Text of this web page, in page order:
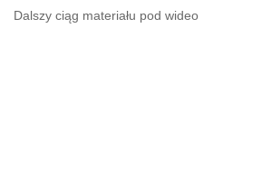
Dalszy ciąg materiału pod wideo